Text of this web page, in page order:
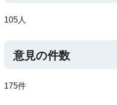
105人
意見の件数
175件